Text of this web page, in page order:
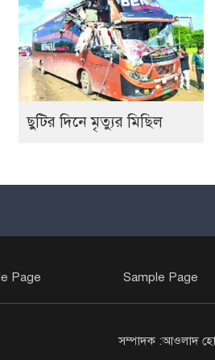
ছুটির দিনে মৃত্যুর মিছিল
Page Sample Page
সম্পাদক :আওলাদ